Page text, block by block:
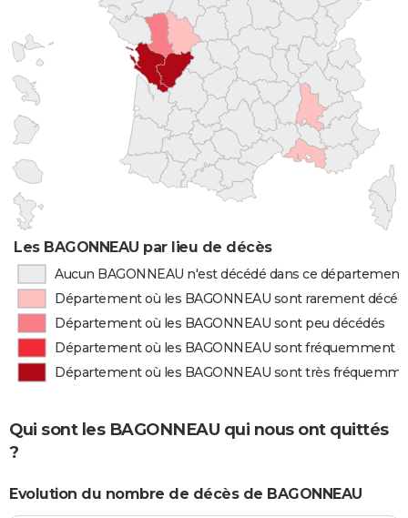
Les BAGONNEAU par lieu de décès
Aucun BAGONNEAU n'est décédé dans ce département
Département où les BAGONNEAU sont rarement
Département où les BAGONNEAU sont peu décédés
Département où les BAGONNEAU sont fréquemment
Département où les BAGONNEAU sont très
Qui sont les BAGONNEAU qui nous ont quittés
?
Evolution du nombre de décès de BAGONNEAU